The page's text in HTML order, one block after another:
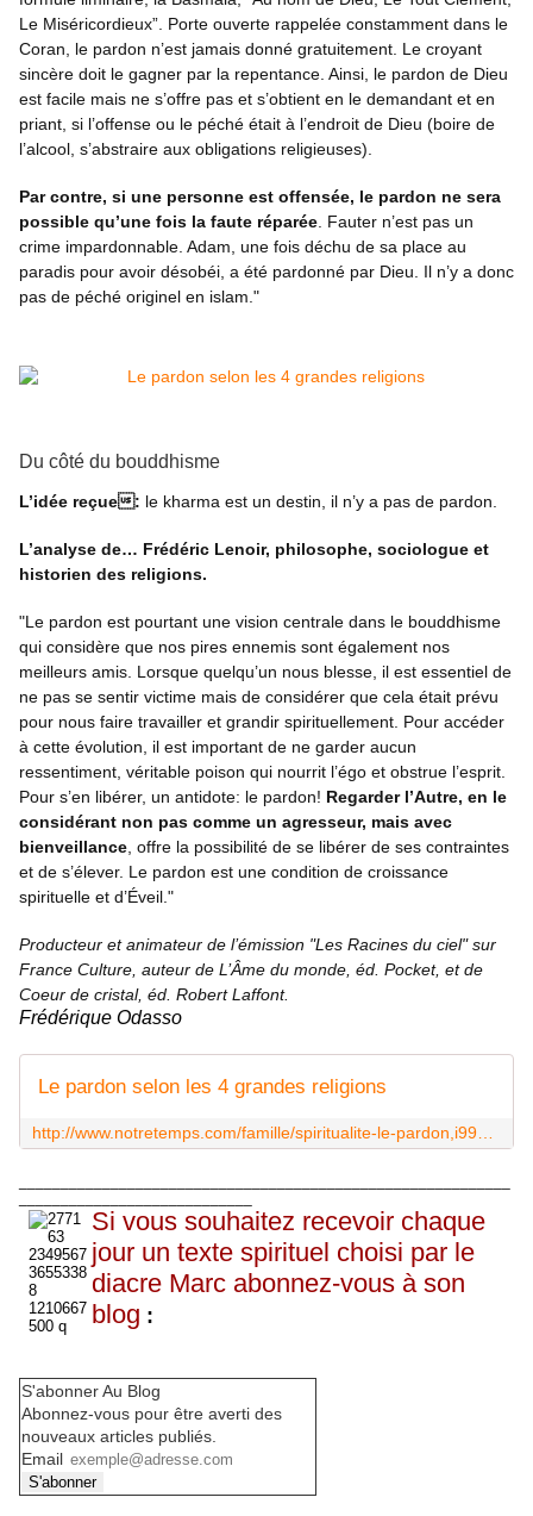
Le Miséricordieux”. Porte ouverte rappelée constamment dans le
Coran, le pardon n’est jamais donné gratuitement. Le croyant
sincère doit le gagner par la repentance. Ainsi, le pardon de Dieu
est facile mais ne s’offre pas et s’obtient en le demandant et en
priant, si l’offense ou le péché était à l’endroit de Dieu (boire de
l’alcool, s’abstraire aux obligations religieuses).
Par contre, si une personne est offensée, le pardon ne sera
possible qu’une fois la faute réparée . Fauter n’est pas un
crime impardonnable. Adam, une fois déchu de sa place au
paradis pour avoir désobéi, a été pardonné par Dieu. Il n’y a donc
pas de péché originel en islam."
Du côté du bouddhisme
L’idée reçue: le kharma est un destin, il n’y a pas de pardon.
L’analyse de… Frédéric Lenoir, philosophe, sociologue et
historien des religions.
"Le pardon est pourtant une vision centrale dans le bouddhisme
qui considère que nos pires ennemis sont également nos
meilleurs amis. Lorsque quelqu’un nous blesse, il est essentiel de
ne pas se sentir victime mais de considérer que cela était prévu
pour nous faire travailler et grandir spirituellement. Pour accéder
à cette évolution, il est important de ne garder aucun
ressentiment, véritable poison qui nourrit l’égo et obstrue l’esprit.
Pour s’en libérer, un antidote: le pardon! Regarder l’Autre, en le
considérant non pas comme un agresseur, mais avec
bienveillance , offre la possibilité de se libérer de ses contraintes
et de s’élever. Le pardon est une condition de croissance
spirituelle et d’Éveil."
Producteur et animateur de l’émission "Les Racines du ciel" sur
France Culture, auteur de L’Âme du monde, éd. Pocket, et de
Coeur de cristal, éd. Robert Laffont.
Frédérique Odasso
Le pardon selon les 4 grandes religions
Si vous souhaitez recevoir chaque
jour un texte spirituel choisi par le
diacre Marc abonnez-vous à son
blog :
S'abonner Au Blog
Abonnez-vous pour être averti des
nouveaux articles publiés.
Email